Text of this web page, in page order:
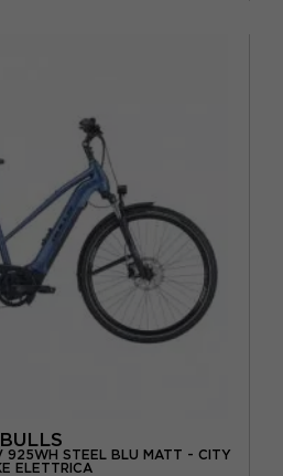
BULLS
925WH STEEL BLU MATT - CITY
ELETTRICA